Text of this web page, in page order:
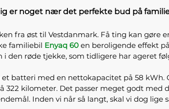
er noget nær det perfekte bud på
fra øst til Vestdanmark. Få ting kan gøre
familiebil Enyaq 60 en beroligende effekt
røde tjekke, som tidligere har ageret
batteri med en nettokapacitet på 58
kilometer. Det passer meget godt
Inden vi når så langt, skal vi dog